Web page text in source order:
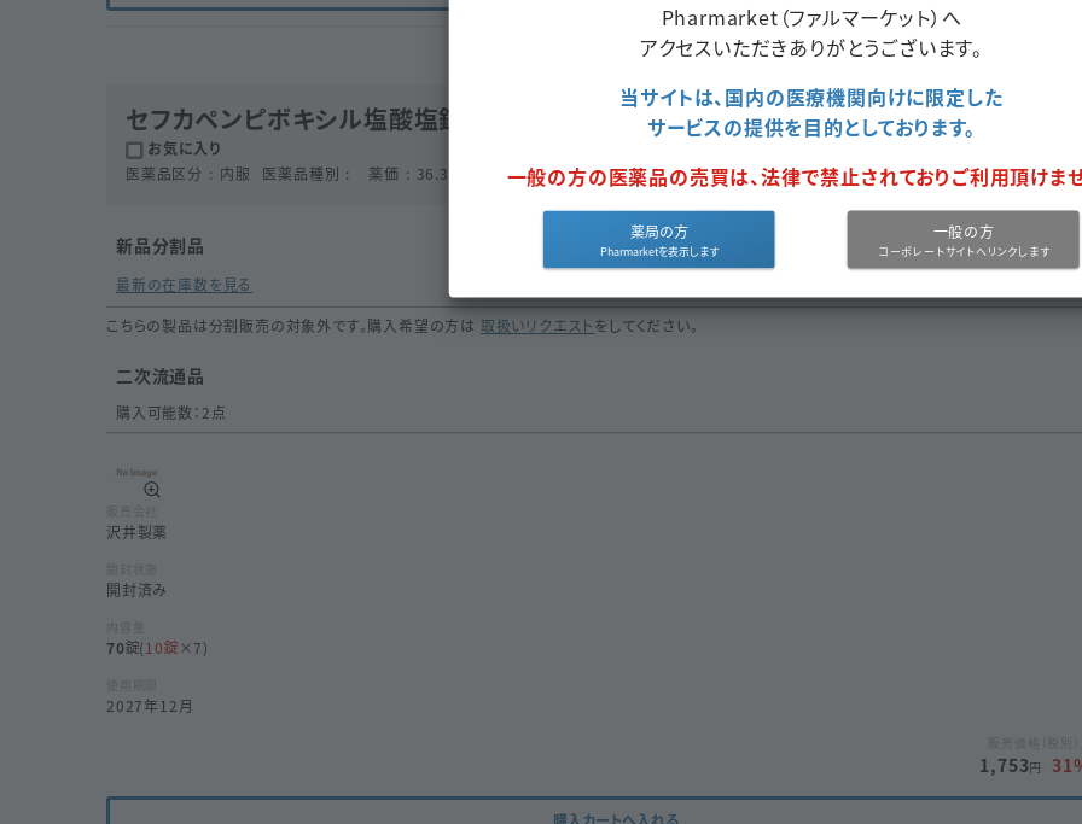
セフカペンピボキシル塩酸塩錠７５ｍｇ「ＳＷ」
お気に入り
医薬品区分
内服 医薬品種別 薬価 36.3 成分 セフカペン ピボキシル塩酸塩水和物 同一成分で探す
新品分割品
最新の在庫数を見る
こちらの製品は分割販売の対象外です。購入希望の方は 取扱いリクエストをしてください。
二次流通品
購入可能数：2点
沢井製薬
開封済み
70 (10 ×7)
2027年12月
1,753円 31
Pharmarket（ファルマーケット）へ
アクセスいただきありがとうございます。
当サイトは、国内の医療機関向けに限定した
サービスの提供を目的としております。
一般の方の医薬品の売買は、法律で禁止されておりご利用頂けま
薬局の方 一般の方